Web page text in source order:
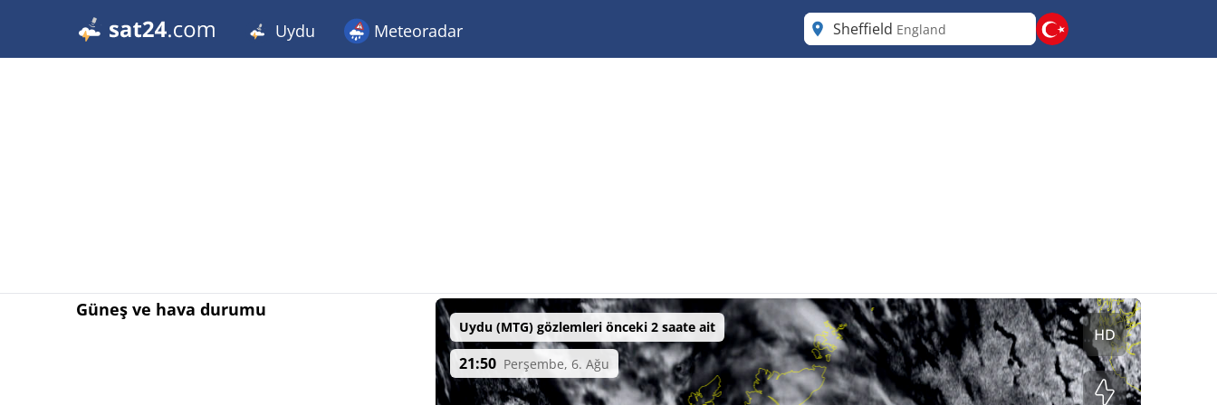
Uydu Meteoradar Sheffield England
Güneş ve hava durumu
Uydu (MTG) gözlemleri önceki 2 saate ait
21:50 Perşembe, 6. Ağu